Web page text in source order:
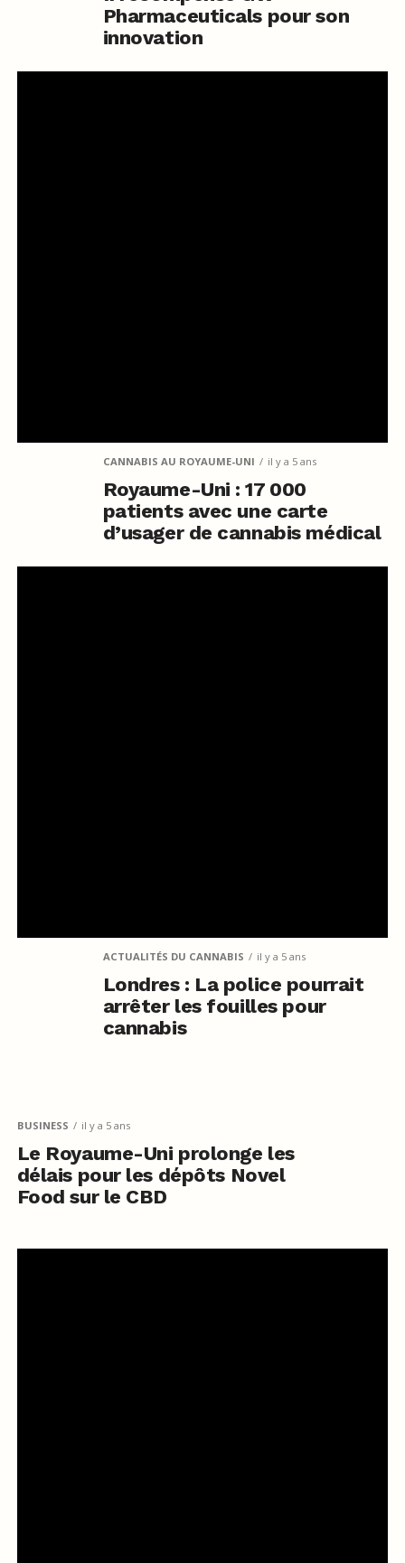
Pharmaceuticals pour son
innovation
CANNABIS AU ROYAUME-UNI il y a 5 ans
Royaume-Uni : 17 000
patients avec une carte
d’usager de cannabis médical
ACTUALITÉS DU CANNABIS il y a 5 ans
Londres : La police pourrait
arrêter les fouilles pour
cannabis
BUSINESS il y a 5 ans
Le Royaume-Uni prolonge les
délais pour les dépôts Novel
Food sur le CBD